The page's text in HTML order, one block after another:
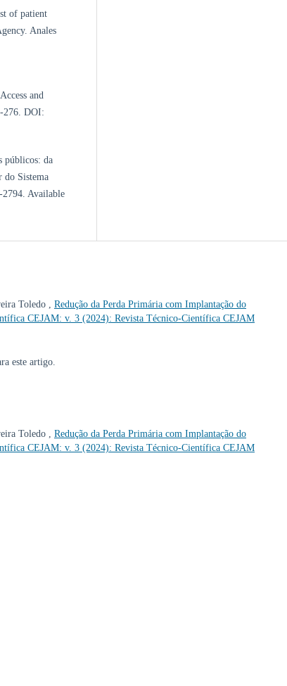
of patient
Anales
and
276. DOI:
públicos: da
do Sistema
2794. Available
Toledo , Redução da Perda Primária com Implantação do
CEJAM: v. 3 (2024): Revista Técnico-Científica CEJAM
este artigo.
Toledo , Redução da Perda Primária com Implantação do
CEJAM: v. 3 (2024): Revista Técnico-Científica CEJAM